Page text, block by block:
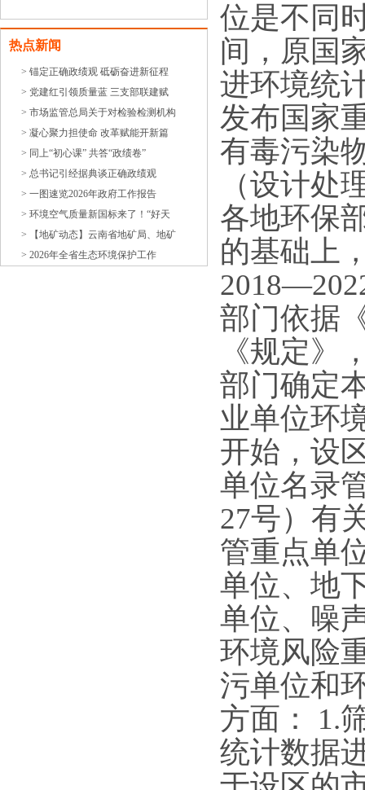
热点新闻
> 锚定正确政绩观 砥砺奋进新征程
> 党建红引领质量蓝 三支部联建赋
> 市场监管总局关于对检验检测机构
> 凝心聚力担使命 改革赋能开新篇
> 同上“初心课” 共答“政绩卷”
> 总书记引经据典谈正确政绩观
> 一图速览2026年政府工作报告
> 环境空气质量新国标来了！“好天
> 【地矿动态】云南省地矿局、地矿
> 2026年全省生态环境保护工作
位是不同
间，原国
进环境统
发布国家
有毒污染
（设计处
各地环保
的基础上
部门依据
《规定》
部门确定
业单位环
开始，设
单位名录
27号）有
管重点单
单位、地
单位、噪
环境风险
污单位和
方面： 1.
统计数据